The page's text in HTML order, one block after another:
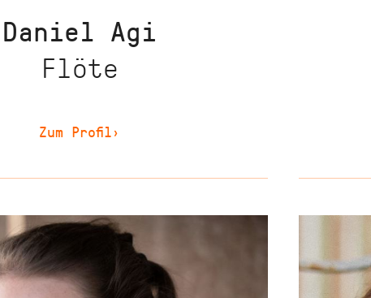
Daniel Agi
Flöte
Zum Profil›